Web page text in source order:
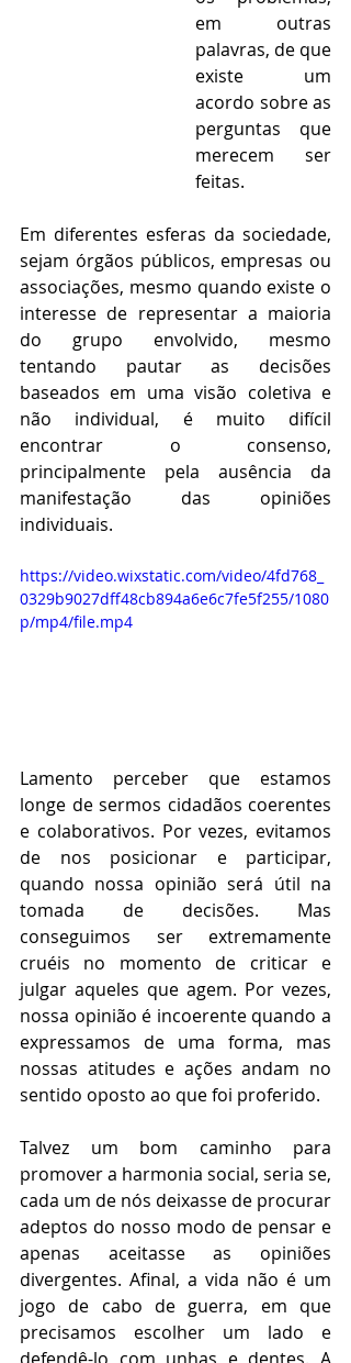
em outras
palavras, de que
existe um
acordo sobre as
perguntas que
merecem ser
feitas.
Em diferentes esferas da sociedade,
sejam órgãos públicos, empresas ou
associações, mesmo quando existe o
interesse de representar a maioria
do grupo envolvido, mesmo
tentando pautar as decisões
baseados em uma visão coletiva e
não individual, é muito difícil
encontrar o consenso,
principalmente pela ausência da
manifestação das opiniões
individuais.
https://video.wixstatic.com/video/4fd768_
0329b9027dff48cb894a6e6c7fe5f255/1080
p/mp4/file.mp4
Lamento perceber que estamos
longe de sermos cidadãos coerentes
e colaborativos. Por vezes, evitamos
de nos posicionar e participar,
quando nossa opinião será útil na
tomada de decisões. Mas
conseguimos ser extremamente
cruéis no momento de criticar e
julgar aqueles que agem. Por vezes,
nossa opinião é incoerente quando a
expressamos de uma forma, mas
nossas atitudes e ações andam no
sentido oposto ao que foi proferido.
Talvez um bom caminho para
promover a harmonia social, seria se,
cada um de nós deixasse de procurar
adeptos do nosso modo de pensar e
apenas aceitasse as opiniões
divergentes. Afinal, a vida não é um
jogo de cabo de guerra, em que
precisamos escolher um lado e